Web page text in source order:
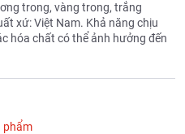
trong, vàng trong, trắng
xứ: Việt Nam. Khả năng chịu
hóa chất có thể ảnh hưởng đến
phẩm